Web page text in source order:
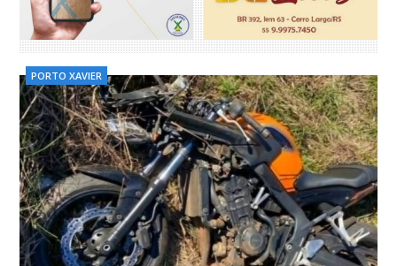
PORTO XAVIER